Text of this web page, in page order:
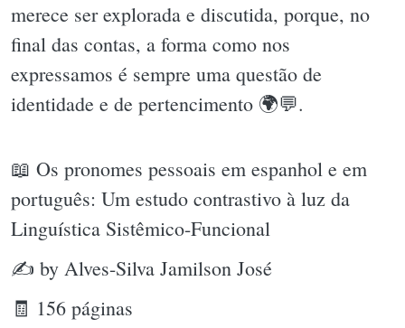
merece ser explorada e discutida, porque, no
final das contas, a forma como nos
expressamos é sempre uma questão de
identidade e de pertencimento 🌍💬.
📖 Os pronomes pessoais em espanhol e em
português: Um estudo contrastivo à luz da
Linguística Sistêmico-Funcional
✍ by Alves-Silva Jamilson José
🧾 156 páginas